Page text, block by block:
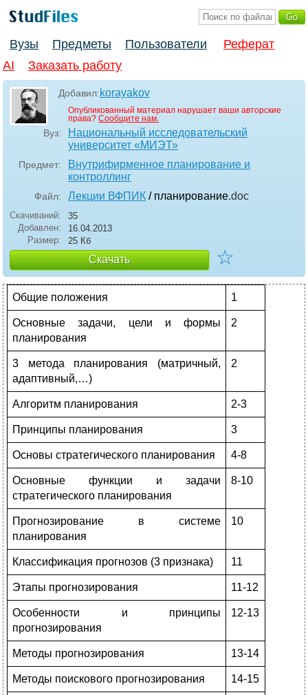
Вузы Предметы Пользователи
Реферат
AI
Заказать работу
Добавил:korayakov
Опубликованный материал нарушает ваши авторские
права? Сообщите нам.
Вуз:
Национальный исследовательский
университет «МИЭТ»
Предмет:
Внутрифирменное планирование и
контроллинг
Файл: Лекции ВФПИК / планирование.doc
Скачиваний:
35
Добавлен:
16.04.2013
Размер:
25 Кб
Скачать ☆
Общие положения 1
Основные задачи, цели и формы
планирования
2
3 метода планирования (матричный,
адаптивный,…)
2
Алгоритм планирования 2-3
Принципы планирования 3
Основы стратегического планирования 4-8
Основные функции и задачи
стратегического планирования
8-10
Прогнозирование в системе
планирования
10
Классификация прогнозов (3 признака) 11
Этапы прогнозирования 11-12
Особенности и принципы
прогнозирования
12-13
Методы прогнозирования 13-14
Методы поискового прогнозирования 14-15